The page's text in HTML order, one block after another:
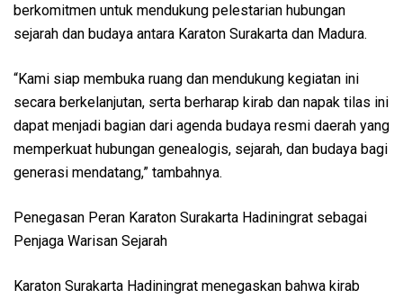
berkomitmen untuk mendukung pelestarian hubungan
sejarah dan budaya antara Karaton Surakarta dan Madura.
“Kami siap membuka ruang dan mendukung kegiatan ini
secara berkelanjutan, serta berharap kirab dan napak tilas ini
dapat menjadi bagian dari agenda budaya resmi daerah yang
memperkuat hubungan genealogis, sejarah, dan budaya bagi
generasi mendatang,” tambahnya.
Penegasan Peran Karaton Surakarta Hadiningrat sebagai
Penjaga Warisan Sejarah
Karaton Surakarta Hadiningrat menegaskan bahwa kirab